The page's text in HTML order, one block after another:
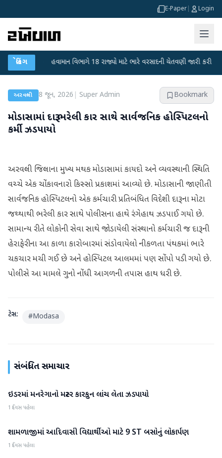
E-Paper Login
બ્રેકિંગ
● હવામાન વિભાગે 18 રાજ્યો માટે ભારે વરસાદની ચેતવણી જારી કરી ●
અરવલ્લી 8 જૂન, 2026 Super Admin Bookmark
મોડાસામાં દારૂ ભરેલી કાર સાથે સાર્વજનિક હોસ્પિટલનો
કર્મી ઝડપાયો
અરવલ્લી જિલ્લાના મુખ્ય મથક મોડાસામાં કાયદો અને વ્યવસ્થાની સ્થિતિ
વચ્ચે એક ચોંકાવનારો કિસ્સો પ્રકાશમાં આવ્યો છે. મોડાસાની જાણીતી
સાર્વજનિક હોસ્પિટલનો એક કર્મચારી પ્રતિબંધિત વિદેશી દારૂના મોટા
જથ્થાથી ભરેલી કાર સાથે પોલીસના હાથે રંગેહાથ ઝડપાઈ ગયો છે.
સામાન્ય રીતે લોકોની સેવા સાથે જોડાયેલી સંસ્થાનો કર્મચારી જ દારૂની
હેરાફેરીના આ કાળા કારોબારમાં સંડોવાયેલો નીકળતા પંથકમાં ભારે
ચકચાર મચી ગઈ છે અને હોસ્પિટલ આલમમાં પણ સોંપો પડી ગયો છે.
પોલીસે આ મામલે ગુનો નોંધી આગળની તપાસ હાથ ધરી છે.
ટેગ્સ: #Modasa
સંબંધિત સમાચાર
અરવલ્લી
ઇડરમાં મનરેગાનો મસ્ટર કારકુન લાંચ લેતા ઝડપાયો
1 દિવસ પહેલા
અરવલ્લી
શામળાજીમાં આદિવાસી વિદ્યાર્થીઓ માટે 9 ST બસોનું લોકાર્પણ
1 દિવસ પહેલા